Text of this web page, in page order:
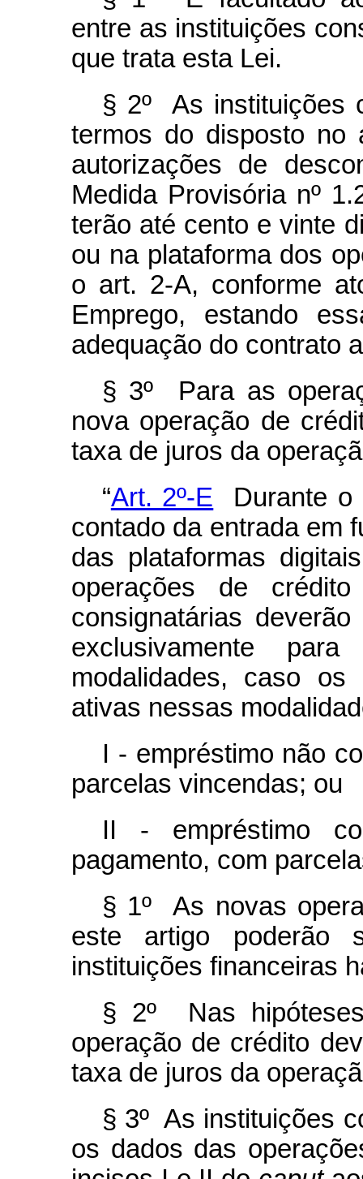
entre as instituições
que trata esta Lei.
§ 2º As instituições
termos do disposto no
autorizações de
Medida Provisória nº
terão até cento e vinte
ou na plataforma dos
o art. 2-A, conforme
Emprego, estando
adequação do contrato
§ 3º Para as
nova operação de
taxa de juros da
“Art. 2º-E Durante o
contado da entrada em
das plataformas
operações de
consignatárias
exclusivamente
modalidades, caso os
ativas nessas
I - empréstimo não
parcelas vincendas; ou
II - empréstimo
pagamento, com
§ 1º As novas
este artigo poderão
instituições financeiras
§ 2º Nas
operação de crédito
taxa de juros da
§ 3º As instituições
os dados das